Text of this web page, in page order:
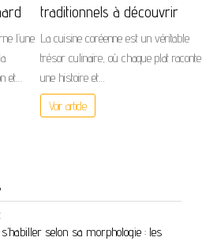
l’une
et…
traditionnels à découvrir
La cuisine coréenne est un véritable
trésor culinaire, où chaque plat raconte
une histoire et…
Voir article
selon sa morphologie : les